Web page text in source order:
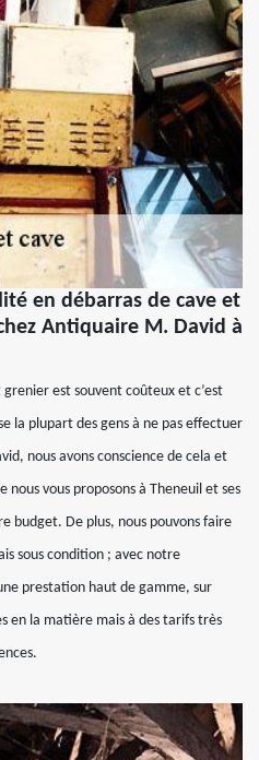
en débarras de cave et
Antiquaire M. David à
est souvent coûteux et c’est
la plupart des gens à ne pas effectuer
nous avons conscience de cela et
vous proposons à Theneuil et ses
budget. De plus, nous pouvons faire
sous condition ; avec notre
prestation haut de gamme, sur
en la matière mais à des tarifs très